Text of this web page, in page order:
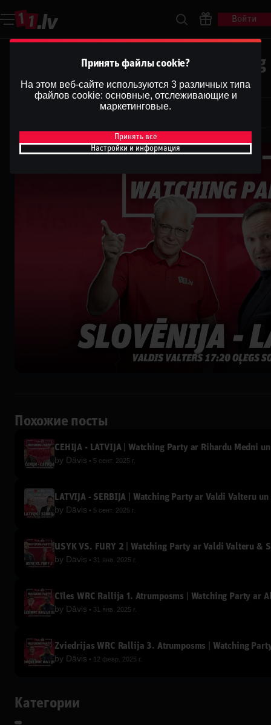
Войти
SLOVĒNIJA - LATVIJA |
Sorokinu un Valdi Valteru
Похожие посты
ČEHIJA - LATVIJA | Watching Party ar Rihardu Medni
by Dāvis 5 сент. 2025 г.
LATVIJA - SERBIJA | Watching Party ar Valdi Valteru
by Dāvis 5 сент. 2025 г.
USYK VS. FURY 2 | Watching Party ar Valdi Valteru &
by Dāvis 31 янв. 2025 г.
Čīles WRC Rallija 1. Ātrumposms | Watching Party ar
by Dāvis 31 янв. 2025 г.
Zviedrijas WRC Rallija 3. Ātrumposms | Watching
by Dāvis 12 февр. 2025 г.
Категории
Принять файлы cookie?
На этом веб-сайте используются 3 различных типа
файлов cookie: основные, отслеживающие и
маркетинговые.
Принять всё
Настройки и информация